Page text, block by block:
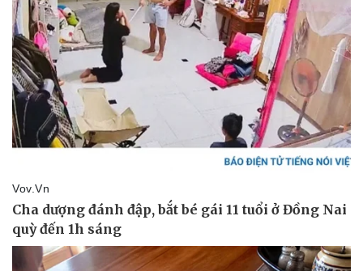
Vụ án
Tin nóng
Tư vấn luật
Việt Nam